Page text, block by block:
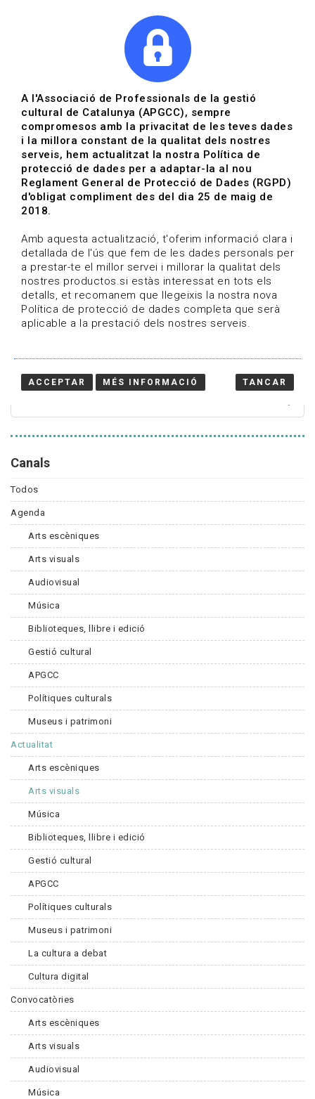
Actualitza't
Vols estar al dia?
HOME / BLOG
Estigues al dia
Convocatòries, activitats i notícies del sector de la
cultura.
Canals
Todos
Agenda
Arts escèniques
Arts visuals
Audiovisual
Música
Biblioteques, llibre i edició
Gestió cultural
APGCC
Polítiques culturals
Museus i patrimoni
Actualitat
Arts escèniques
Arts visuals
Música
Biblioteques, llibre i edició
Gestió cultural
APGCC
Polítiques culturals
Museus i patrimoni
La cultura a debat
Cultura digital
Convocatòries
Arts escèniques
Arts visuals
Audiovisual
Música
A l'Associació de Professionals de la gestió
cultural de Catalunya (APGCC), sempre
compromesos amb la privacitat de les teves dades
i la millora constant de la qualitat dels nostres
serveis, hem actualitzat la nostra Política de
protecció de dades per a adaptar-la al nou
Reglament General de Protecció de Dades (RGPD)
d'obligat compliment des del dia 25 de maig de
2018.
Amb aquesta actualització, t'oferim informació clara i
detallada de l'ús que fem de les dades personals per
a prestar-te el millor servei i millorar la qualitat dels
nostres productos.si estàs interessat en tots els
detalls, et recomanem que llegeixis la nostra nova
Política de protecció de dades completa que serà
aplicable a la prestació dels nostres serveis.
ACCEPTAR MÉS INFORMACIÓ TANCAR